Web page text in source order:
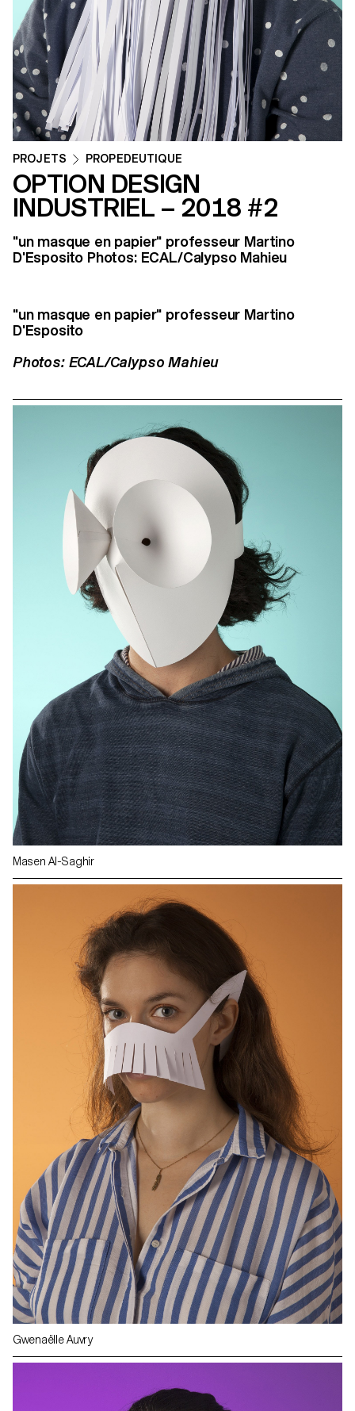
PROJETS PROPEDEUTIQUE
OPTION DESIGN
INDUSTRIEL – 2018 #2
"un masque en papier" professeur Martino
D'Esposito Photos: ECAL/Calypso Mahieu
"un masque en papier" professeur Martino
D'Esposito
Photos: ECAL/Calypso Mahieu
Masen Al-Saghir
Gwenaëlle Auvry